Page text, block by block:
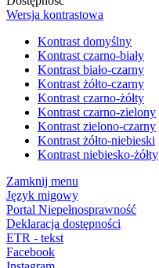
Wersja kontrastowa
Kontrast domyślny
Kontrast czarno-biały
Kontrast biało-czarny
Kontrast żółto-czarny
Kontrast czarno-żółty
Kontrast czarno-zielony
Kontrast zielono-czarny
Kontrast żółto-niebieski
Kontrast niebiesko-żółty
Zamknij menu
Język migowy
Portal Niepełnosprawność
Deklaracja dostępności
ETR - tekst
Facebook